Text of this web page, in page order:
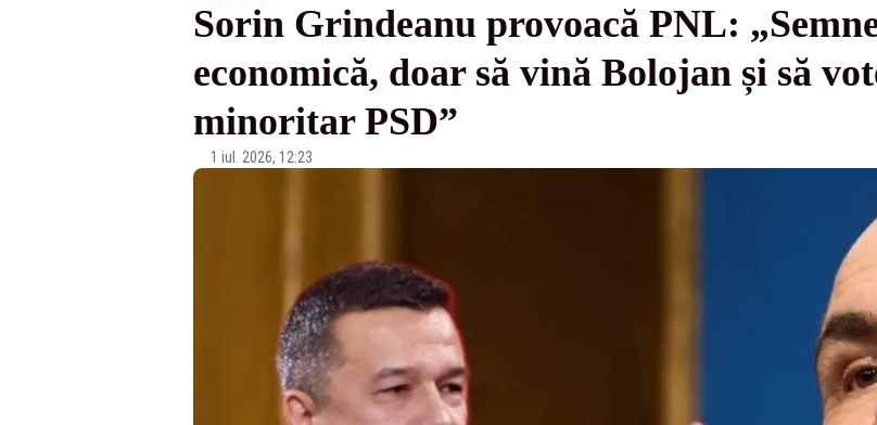
Sorin Grindeanu provoacă PNL:
economică, doar să vină Bolojan și să
minoritar PSD”
1 iul. 2026, 12:23